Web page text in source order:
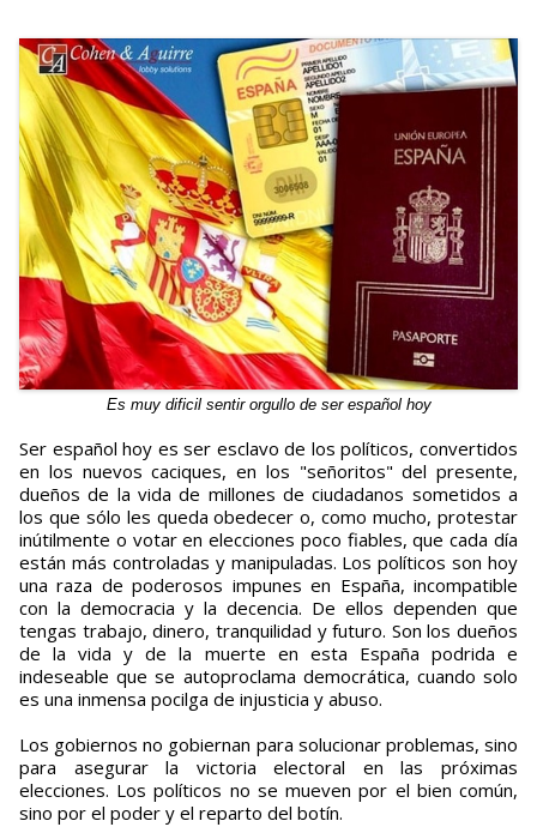
Es muy dificil sentir orgullo de ser español hoy
Ser español hoy es ser esclavo de los políticos, convertidos
en los nuevos caciques, en los "señoritos" del presente,
dueños de la vida de millones de ciudadanos sometidos a
los que sólo les queda obedecer o, como mucho, protestar
inútilmente o votar en elecciones poco fiables, que cada día
están más controladas y manipuladas. Los políticos son hoy
una raza de poderosos impunes en España, incompatible
con la democracia y la decencia. De ellos dependen que
tengas trabajo, dinero, tranquilidad y futuro. Son los dueños
de la vida y de la muerte en esta España podrida e
indeseable que se autoproclama democrática, cuando solo
es una inmensa pocilga de injusticia y abuso.
Los gobiernos no gobiernan para solucionar problemas, sino
para asegurar la victoria electoral en las próximas
elecciones. Los políticos no se mueven por el bien común,
sino por el poder y el reparto del botín.